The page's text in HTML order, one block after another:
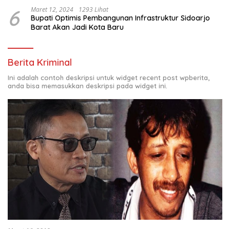
6 Maret 12, 2024 1293 Lihat
Bupati Optimis Pembangunan Infrastruktur Sidoarjo
Barat Akan Jadi Kota Baru
Berita Kriminal
Ini adalah contoh deskripsi untuk widget recent post wpberita,
anda bisa memasukkan deskripsi pada widget ini.